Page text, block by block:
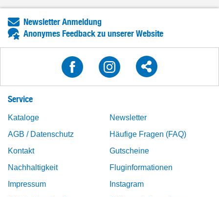
Newsletter Anmeldung
Anonymes Feedback zu unserer Website
Service
Kataloge
Newsletter
AGB / Datenschutz
Häufige Fragen (FAQ)
Kontakt
Gutscheine
Nachhaltigkeit
Fluginformationen
Impressum
Instagram